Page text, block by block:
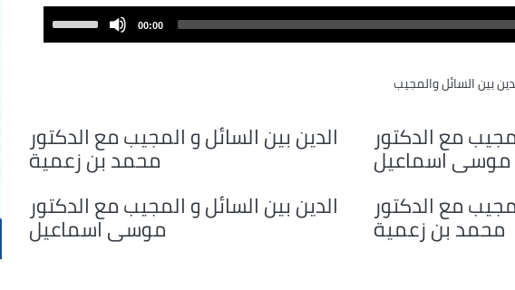
Player
00:00
or
decrease
بين السائل والمجيب
مع الدكتور
موسى اسماعيل
الدين بين السائل و المجيب مع الدكتور
محمد بن زعمية
مع الدكتور
محمد بن زعمية
الدين بين السائل و المجيب مع الدكتور
موسى اسماعيل